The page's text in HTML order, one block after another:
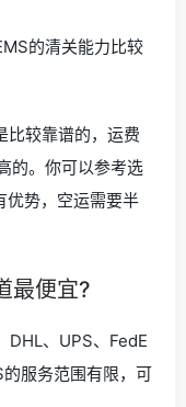
的清关能力比较
比较靠谱的，运费
的。你可以参考选
优势，空运需要半
最便宜?
DHL、UPS、FedE
服务范围有限，可